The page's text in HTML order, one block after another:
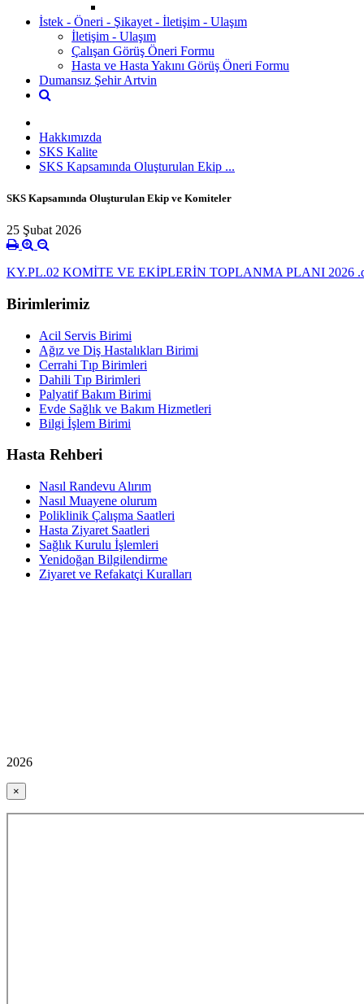
İstek - Öneri - Şikayet - İletişim - Ulaşım
İletişim - Ulaşım
Çalışan Görüş Öneri Formu
Hasta ve Hasta Yakını Görüş Öneri Formu
Dumansız Şehir Artvin
Hakkımızda
SKS Kalite
SKS Kapsamında Oluşturulan Ekip ...
SKS Kapsamında Oluşturulan Ekip ve Komiteler
25 Şubat 2026
KY.PL.02 KOMİTE VE EKİPLERİN TOPLANMA PLANI 2026
Birimlerimiz
Acil Servis Birimi
Ağız ve Diş Hastalıkları Birimi
Cerrahi Tıp Birimleri
Dahili Tıp Birimleri
Palyatif Bakım Birimi
Evde Sağlık ve Bakım Hizmetleri
Bilgi İşlem Birimi
Hasta Rehberi
Nasıl Randevu Alırım
Nasıl Muayene olurum
Poliklinik Çalışma Saatleri
Hasta Ziyaret Saatleri
Sağlık Kurulu İşlemleri
Yenidoğan Bilgilendirme
Ziyaret ve Refakatçi Kuralları
2026
×